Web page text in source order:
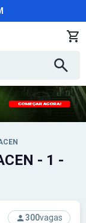
300vagas
- 1 -